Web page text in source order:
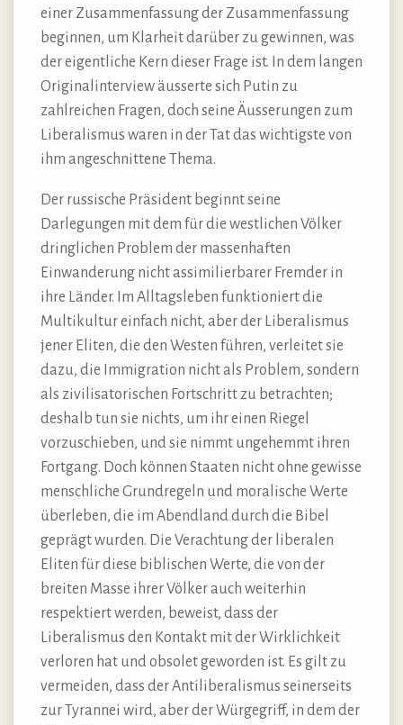
einer Zusammenfassung der Zusammenfassung
beginnen, um Klarheit darüber zu gewinnen, was
der eigentliche Kern dieser Frage ist. In dem langen
Originalinterview äusserte sich Putin zu
zahlreichen Fragen, doch seine Äusserungen zum
Liberalismus waren in der Tat das wichtigste von
ihm angeschnittene Thema.
Der russische Präsident beginnt seine
Darlegungen mit dem für die westlichen Völker
dringlichen Problem der massenhaften
Einwanderung nicht assimilierbarer Fremder in
ihre Länder. Im Alltagsleben funktioniert die
Multikultur einfach nicht, aber der Liberalismus
jener Eliten, die den Westen führen, verleitet sie
dazu, die Immigration nicht als Problem, sondern
als zivilisatorischen Fortschritt zu betrachten;
deshalb tun sie nichts, um ihr einen Riegel
vorzuschieben, und sie nimmt ungehemmt ihren
Fortgang. Doch können Staaten nicht ohne gewisse
menschliche Grundregeln und moralische Werte
überleben, die im Abendland durch die Bibel
geprägt wurden. Die Verachtung der liberalen
Eliten für diese biblischen Werte, die von der
breiten Masse ihrer Völker auch weiterhin
respektiert werden, beweist, dass der
Liberalismus den Kontakt mit der Wirklichkeit
verloren hat und obsolet geworden ist. Es gilt zu
vermeiden, dass der Antiliberalismus seinerseits
zur Tyrannei wird, aber der Würgegriff, in dem der